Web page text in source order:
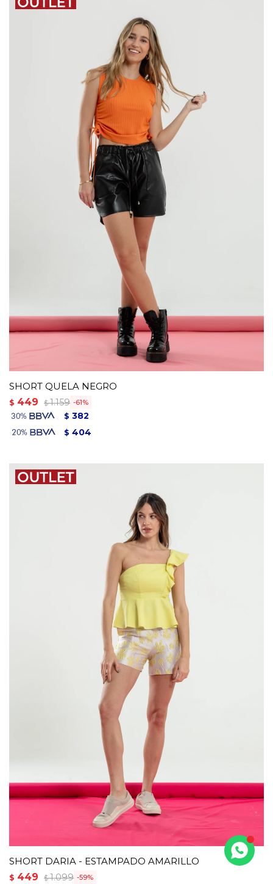
SHORT QUELA NEGRO
$ 449 $ 1.159 61
$ 382
$ 404
SHORT DARIA - ESTAMPADO AMARILLO
$ 449 $ 1.099 59